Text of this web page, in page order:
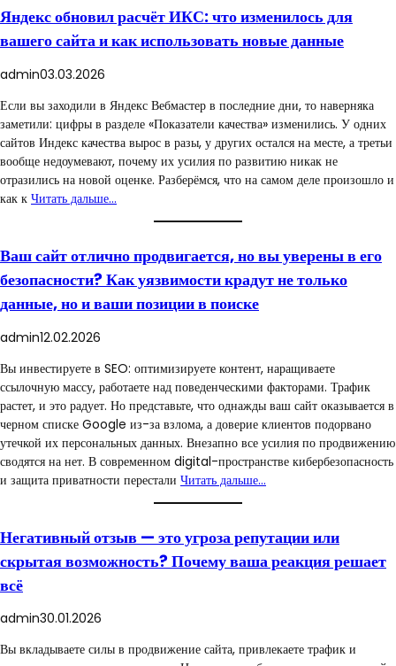
Яндекс обновил расчёт ИКС: что изменилось для
вашего сайта и как использовать новые данные
admin03.03.2026
Если вы заходили в Яндекс Вебмастер в последние дни, то наверняка
заметили: цифры в разделе «Показатели качества» изменились. У одних
сайтов Индекс качества вырос в разы, у других остался на месте, а третьи
вообще недоумевают, почему их усилия по развитию никак не
отразились на новой оценке. Разберёмся, что на самом деле произошло и
как к Читать дальше…
Ваш сайт отлично продвигается, но вы уверены в его
безопасности? Как уязвимости крадут не только
данные, но и ваши позиции в поиске
admin12.02.2026
Вы инвестируете в SEO: оптимизируете контент, наращиваете
ссылочную массу, работаете над поведенческими факторами. Трафик
растет, и это радует. Но представьте, что однажды ваш сайт оказывается в
черном списке Google из-за взлома, а доверие клиентов подорвано
утечкой их персональных данных. Внезапно все усилия по продвижению
сводятся на нет. В современном digital-пространстве кибербезопасность
и защита приватности перестали Читать дальше…
Негативный отзыв — это угроза репутации или
скрытая возможность? Почему ваша реакция решает
всё
admin30.01.2026
Вы вкладываете силы в продвижение сайта, привлекаете трафик и